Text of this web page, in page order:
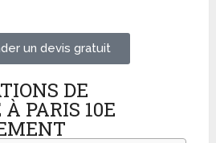
un devis gratuit
DE
PARIS 10E